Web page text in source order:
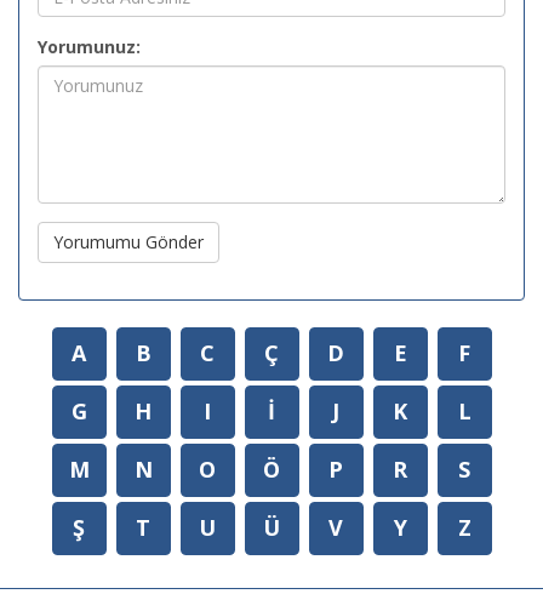
Yorumunuz:
Yorumumu Gönder
A B C Ç D E
F
G
H I İ J K
L
M
N O Ö P R
S
Ş
T U Ü V Y Z